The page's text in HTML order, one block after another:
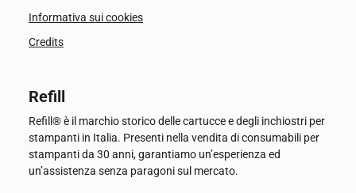
Informativa sui cookies
Credits
Refill
Refill® è il marchio storico delle cartucce e degli inchiostri per
stampanti in Italia. Presenti nella vendita di consumabili per
stampanti da 30 anni, garantiamo un’esperienza ed
un’assistenza senza paragoni sul mercato.